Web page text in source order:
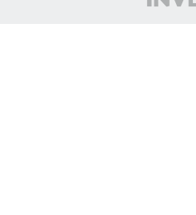
인